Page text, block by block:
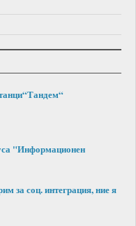
"Информационен
за соц. интеграция, ние я